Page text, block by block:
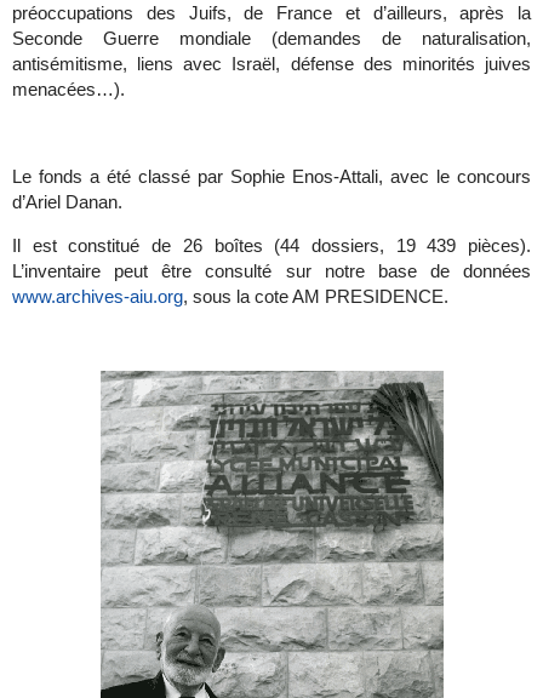
préoccupations des Juifs, de France et d’ailleurs, après la
Seconde Guerre mondiale (demandes de naturalisation,
antisémitisme, liens avec Israël, défense des minorités juives
menacées…).
Le fonds a été classé par Sophie Enos-Attali, avec le concours
d’Ariel Danan.
Il est constitué de 26 boîtes (44 dossiers, 19 439 pièces).
L’inventaire peut être consulté sur notre base de données
www.archives-aiu.org, sous la cote AM PRESIDENCE.